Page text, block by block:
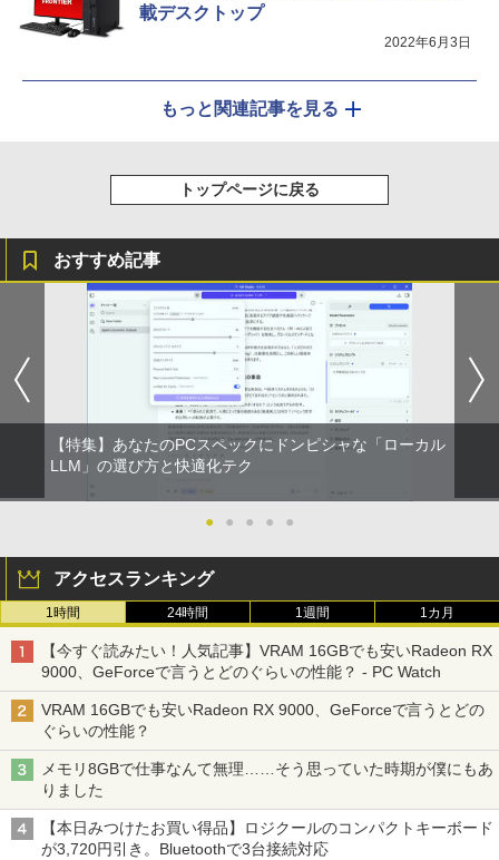
載デスクトップ
2022年6月3日
もっと関連記事を見る
トップページに戻る
おすすめ記事
【特集】あなたのPCスペックにドンピシャな「ローカル
LLM」の選び方と快適化テク
● ● ● ● ●
アクセスランキング
1時間 24時間 1週間 1カ月
【今すぐ読みたい！人気記事】VRAM 16GBでも安いRadeon RX
9000、GeForceで言うとどのぐらいの性能？ - PC Watch
VRAM 16GBでも安いRadeon RX 9000、GeForceで言うとどの
ぐらいの性能？
メモリ8GBで仕事なんて無理……そう思っていた時期が僕にもあ
りました
【本日みつけたお買い得品】ロジクールのコンパクトキーボード
が3,720円引き。Bluetoothで3台接続対応